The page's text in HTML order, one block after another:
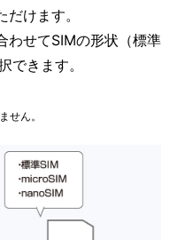
けます。
わせてSIMの形状（標準
できます。
せん。